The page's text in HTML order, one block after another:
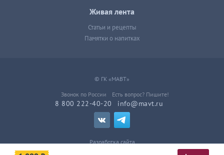
Живая лента
Статьи и рецепты
Памятки о напитках
© ГК «МАВТ»
Звонок по России
8 800 222-40-20
Есть вопрос? Пишите!
info@mavt.ru
Разработка сайта